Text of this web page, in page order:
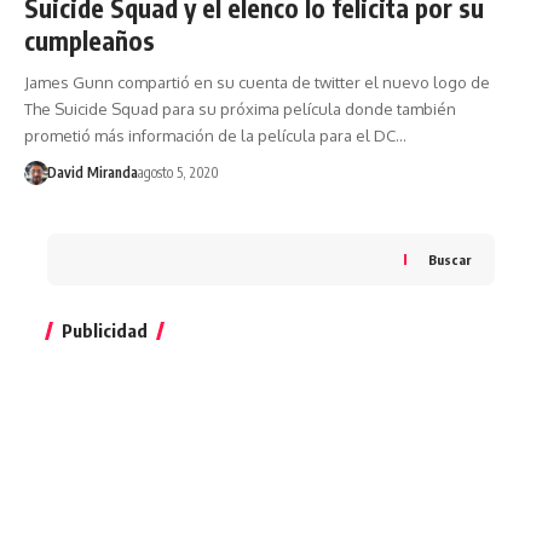
Suicide Squad y el elenco lo felicita por su
cumpleaños
James Gunn compartió en su cuenta de twitter el nuevo logo de
The Suicide Squad para su próxima película donde también
prometió más información de la película para el DC…
David Mirandaagosto 5, 2020
Buscar
Publicidad